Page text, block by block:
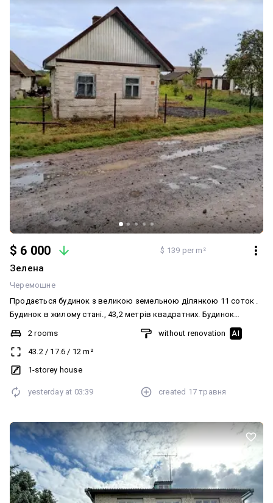
Ділянка оточена парканом, вирівнена та засипана щебенем
Будинки готові до чистового ремонту та заселення. Для
детальної інформації звертайтеся за контактним номером
телефону Запрошую всіх на огляд якісних будинків та
насолодитися чудовим краєвидом, який відкривається поряд з
ними!
$ 6 000 $ 139 per m²
Зелена
Черемошне
Продається будинок з великою земельною ділянкою 11 соток .
Будинок в жилому стані., 43,2 метрів квадратних. Будинок
знаходиться в мальовничому місці. Поруч ліс , озеро. Має гарну
локацію 130 км і ви в місті Хелм- Р Полша. Люблін 230 км!!!
Ковель 32 км. На ділянці господарська споруда.
2 rooms
43.2/ 17.6 / 12 m²
1-storey house
without renovation AI
yesterday at 03:39 created 17 травня